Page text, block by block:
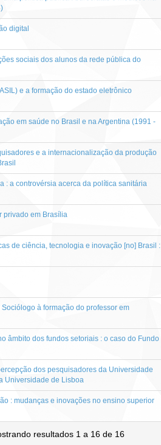
digital
sociais dos alunos da rede pública do
e a formação do estado eletrônico
em saúde no Brasil e na Argentina (1991 -
e a internacionalização da produção
: a controvérsia acerca da política sanitária
privado em Brasília
de ciência, tecnologia e inovação [no] Brasil :
à formação do professor em
âmbito dos fundos setoriais : o caso do Fundo
dos pesquisadores da Universidade
Universidade de Lisboa
: mudanças e inovações no ensino superior
resultados 1 a 16 de 16